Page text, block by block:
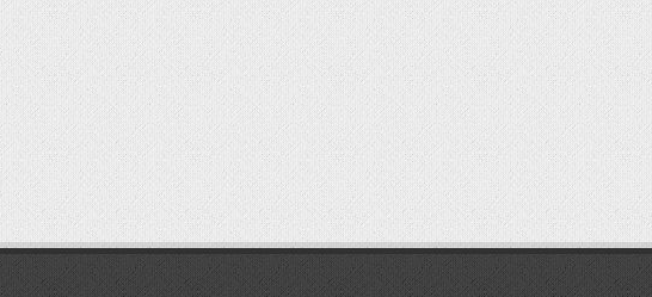
мостбет кг